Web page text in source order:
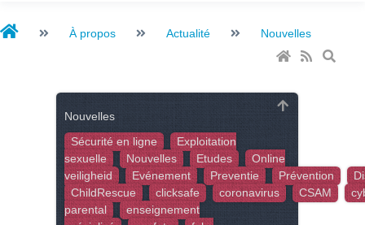
À propos Actualité Nouvelles
Nouvelles
Sécurité en ligne
Exploitation
sexuelle
Nouvelles Etudes
Online
veiligheid
Evénement Preventie Prévention
ChildRescue
clicksafe coronavirus CSAM
parental
enseignement